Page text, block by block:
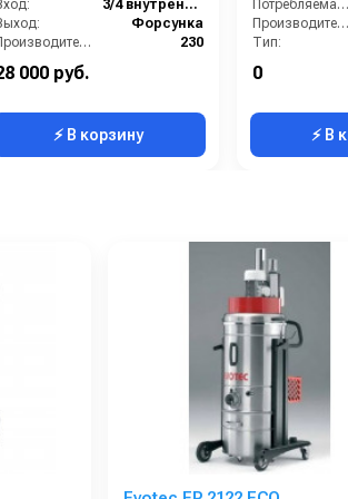
3/4 внутренняя резьба
Форсунка
Производительность (л/мин):
230
Габаритные размеры, мм:
000 руб.
⚡ В корзину
Потребляемая мощность (кВт):
Производительность (л/ч):
Тип:
0
⚡ В